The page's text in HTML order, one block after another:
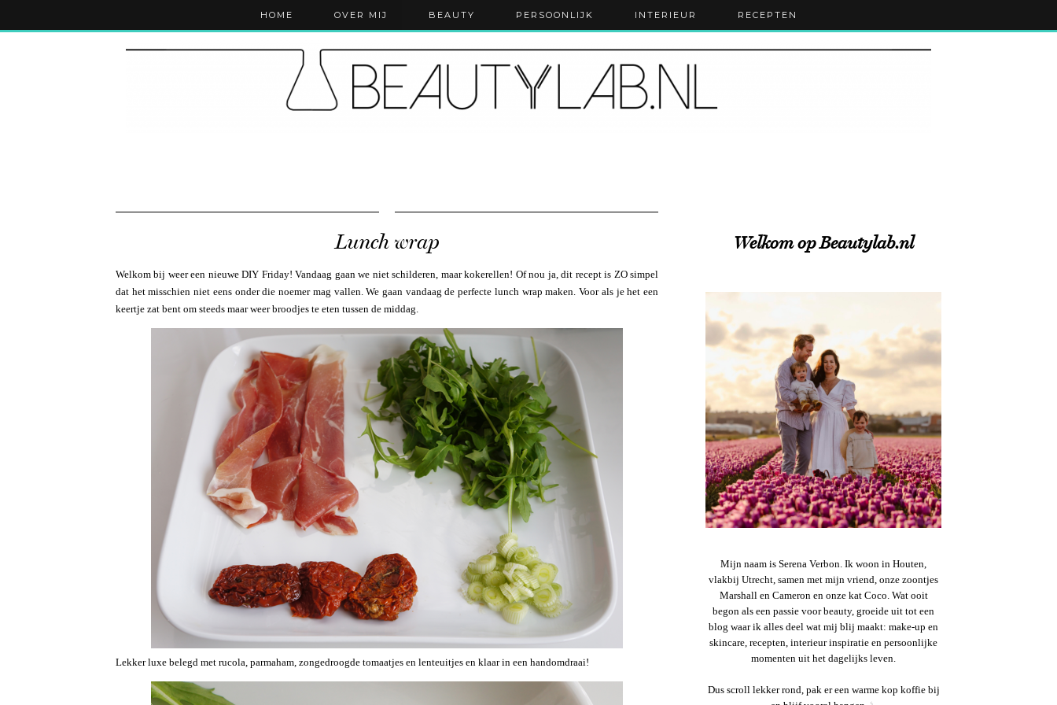
HOME OVER MIJ BEAUTY PERSOONLIJK INTERIEUR RECEPTEN
Lunch wrap
Welkom bij weer een nieuwe DIY Friday! Vandaag gaan we niet schilderen, maar kokerellen! Of nou ja, dit recept is ZO simpel
dat het misschien niet eens onder die noemer mag vallen. We gaan vandaag de perfecte lunch wrap maken. Voor als je het een
keertje zat bent om steeds maar weer broodjes te eten tussen de middag.
Lekker luxe belegd met rucola, parmaham, zongedroogde tomaatjes en lenteuitjes en klaar in een handomdraai!
Welkom op Beautylab.nl
Mijn naam is Serena Verbon. Ik woon in Houten,
vlakbij Utrecht, samen met mijn vriend, onze zoontjes
Marshall en Cameron en onze kat Coco. Wat ooit
begon als een passie voor beauty, groeide uit tot een
blog waar ik alles deel wat mij blij maakt: make-up en
skincare, recepten, interieur inspiratie en persoonlijke
momenten uit het dagelijks leven.
Dus scroll lekker rond, pak er een warme kop koffie bij